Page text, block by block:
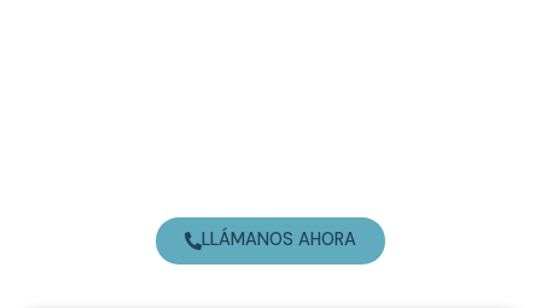
LLÁMANOS AHORA